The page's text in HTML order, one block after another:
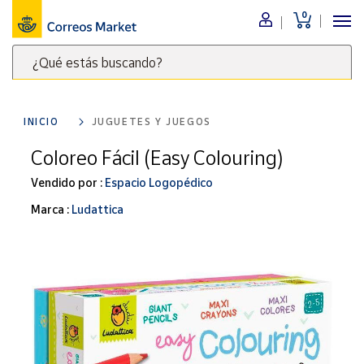
0
¿Qué estás buscando?
clave
para
buscar
productos
Menú
Nuestro
catálogo
Alimentación
Bebidas
Ocio y cultura
Juguetes y
Merchandising
y regalos
Tienda de
Correos
INICIO JUGUETES Y JUEGOS
Coloreo Fácil (Easy Colouring)
Vendido por : Espacio Logopédico
Marca : Ludattica